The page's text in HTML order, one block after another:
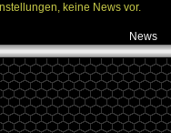
keine News vor.
News